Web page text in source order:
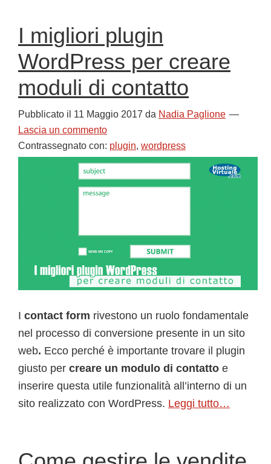
I migliori plugin
WordPress per creare
moduli di contatto
Pubblicato il 11 Maggio 2017 da Nadia Paglione
Lascia un commento
Contrassegnato con: plugin, wordpress
I contact form rivestono un ruolo fondamentale
nel processo di conversione presente in un sito
web. Ecco perché è importante trovare il plugin
giusto per creare un modulo di contatto e
inserire questa utile funzionalità all’interno di un
sito realizzato con WordPress. Leggi tutto…